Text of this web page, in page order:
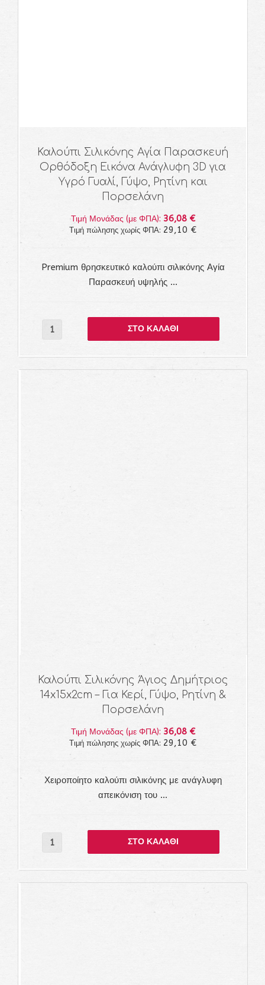
Καλούπι Σιλικόνης Αγία Παρασκευή
Ορθόδοξη Εικόνα Ανάγλυφη 3D για
Υγρό Γυαλί, Γύψο, Ρητίνη και
Πορσελάνη
Τιμή Μονάδας (με ΦΠΑ): 36,08 €
Τιμή πώλησης χωρίς ΦΠΑ: 29,10 €
Premium θρησκευτικό καλούπι σιλικόνης Αγία
Παρασκευή υψηλής ...
Καλούπι Σιλικόνης Άγιος Δημήτριος
14x15x2cm – Για Κερί, Γύψο, Ρητίνη &
Πορσελάνη
Τιμή Μονάδας (με ΦΠΑ): 36,08 €
Τιμή πώλησης χωρίς ΦΠΑ: 29,10 €
Χειροποίητο καλούπι σιλικόνης με ανάγλυφη
απεικόνιση του ...